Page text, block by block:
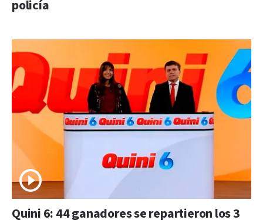
policía
Quini 6: 44 ganadores se repartieron los 3